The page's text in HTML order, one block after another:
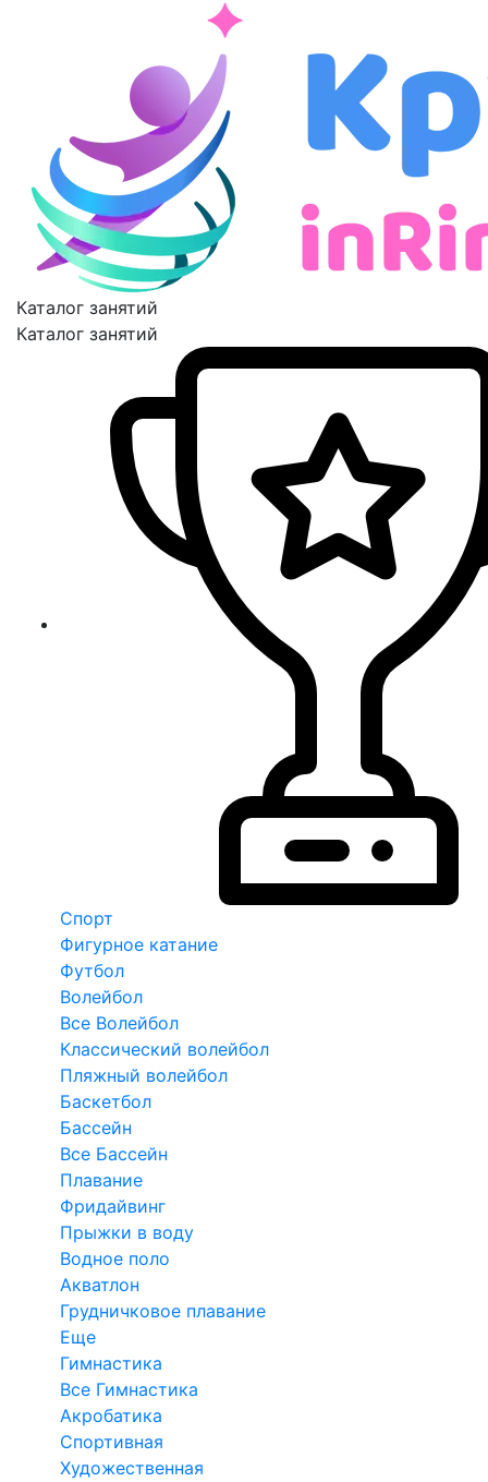
Каталог занятий
Каталог занятий
Спорт
Фигурное катание
Футбол
Волейбол
Все Волейбол
Классический волейбол
Пляжный волейбол
Баскетбол
Бассейн
Все Бассейн
Плавание
Фридайвинг
Прыжки в воду
Водное поло
Акватлон
Грудничковое плавание
Еще
Гимнастика
Все Гимнастика
Акробатика
Спортивная
Художественная